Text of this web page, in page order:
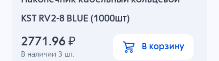
KST RV2-8 BLUE (1000шт)
В наличии 3 шт.
2771.96 ₽ В корзину